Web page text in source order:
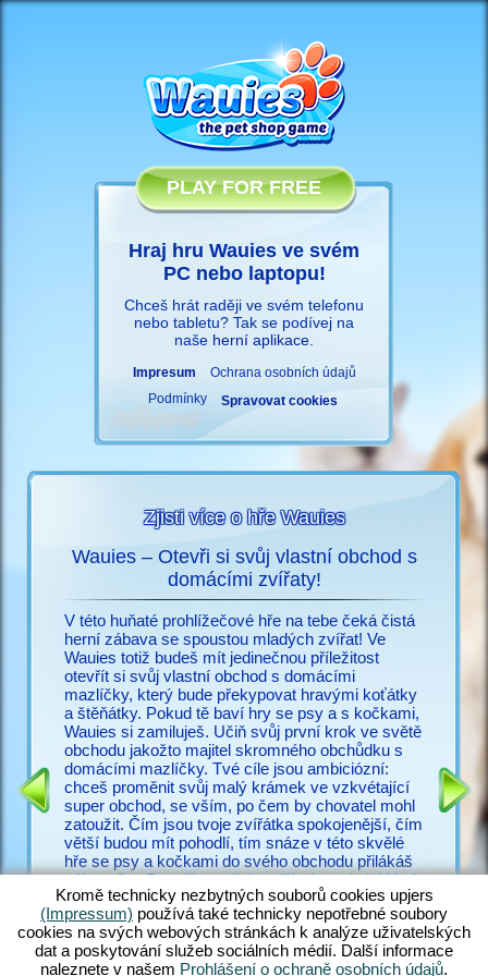
PLAY FOR FREE
Hraj hru Wauies ve svém
PC nebo laptopu!
Chceš hrát raději ve svém telefonu
nebo tabletu? Tak se podívej na
naše herní aplikace
Impresum
Ochrana osobních údajů
Podmínky
Spravovat cookies
Zjisti více o hře Wauies
Wauies – Otevři si svůj vlastní obchod s
domácími zvířaty!
V této huňaté prohlížečové hře na tebe čeká čistá
herní zábava se spoustou mladých zvířat! Ve
Wauies totiž budeš mít jedinečnou příležitost
otevřít si svůj vlastní obchod s domácími
mazlíčky, který bude překypovat hravými koťátky
a štěňátky. Pokud tě baví hry se psy a s kočkami,
Wauies si zamiluješ. Učiň svůj první krok ve světě
obchodu jakožto majitel skromného obchůdku s
domácími mazlíčky. Tvé cíle jsou ambiciózní:
chceš proměnit svůj malý krámek ve vzkvétající
super obchod, se vším, po čem by chovatel mohl
zatoužit. Čím jsou tvoje zvířátka spokojenější, čím
větší budou mít pohodlí, tím snáze v této skvělé
hře se psy a kočkami do svého obchodu přilákáš
zákazníky. Panečku – těch zvířátek tu ale je! Hraj
si s hopsajícími štěňátek čivavy, zadováděj si s
neustále hladovými štěňaty labradora, učeš huňaté
koťátko perské kočky a nakrm rozkošná koťátka
ragdoll – jen rozdat pár jmen. Objev ohromující
směsici hry Wauies, která v sobě kombinuje prvky
s
zakus
Kromě technicky nezbytných souborů cookies upjers
(Impressum) používá také technicky nepotřebné soubory
cookies na svých webových stránkách k analýze uživatelských
dat a poskytování služeb sociálních médií. Další informace
naleznete v našem Prohlášení o ochraně osobních údajů.